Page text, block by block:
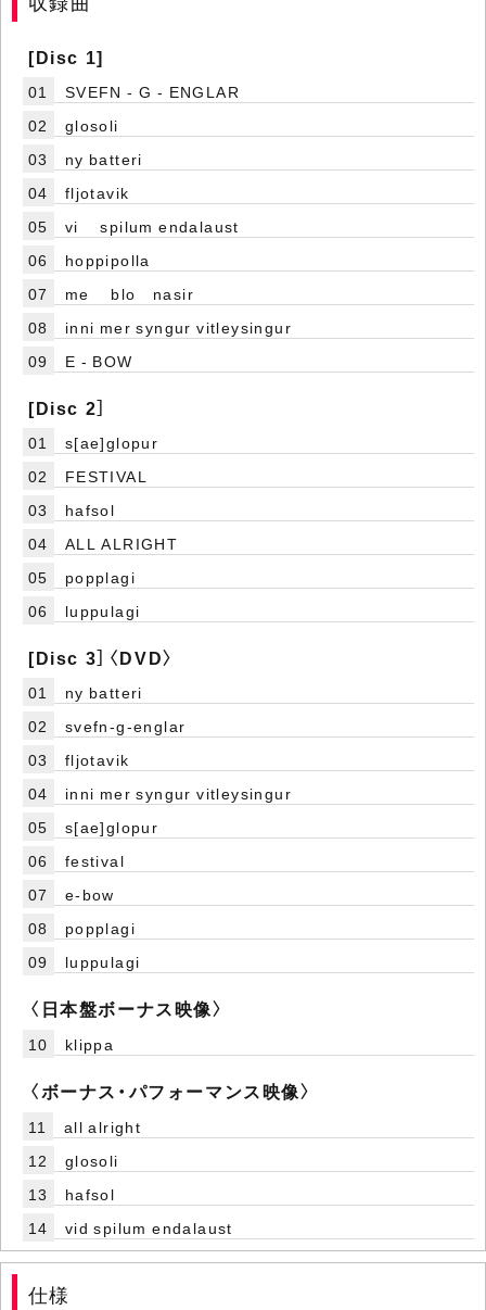
[Disc 1]
01
SVEFN - G - ENGLAR
02
glosoli
03
ny batteri
04
fljotavik
05
vi spilum endalaust
06
hoppipolla
07
me blo nasir
08
inni mer syngur vitleysingur
09
E - BOW
[Disc 2］
01
s[ae]glopur
02
FESTIVAL
03
hafsol
04
ALL ALRIGHT
05
popplagi
06
luppulagi
[Disc 3］〈DVD〉
01
ny batteri
02
svefn-g-englar
03
fljotavik
04
inni mer syngur vitleysingur
05
s[ae]glopur
06
festival
07
e-bow
08
popplagi
09
luppulagi
〈日本盤ボーナス映像〉
10 klippa
〈ボーナス・パフォーマンス映像〉
11
all alright
12
glosoli
13
hafsol
14
vid spilum endalaust
仕様